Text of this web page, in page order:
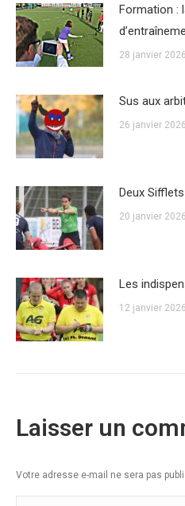
Formation :
28 janvier 2026
Sus aux
26 janvier 2026
Deux
20 janvier 2026
Les
12 janvier 2026
Laisser un
Votre adresse e-mail ne sera pas